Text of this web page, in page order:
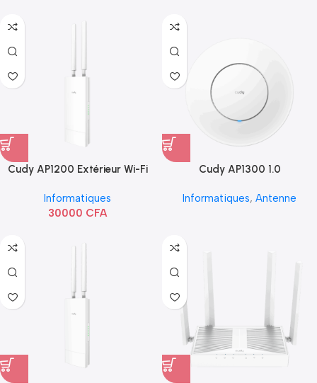
Cudy AP1200 Extérieur Wi-Fi
Informatiques
30000 CFA
Cudy AP1300 1.0
Informatiques, Antenne